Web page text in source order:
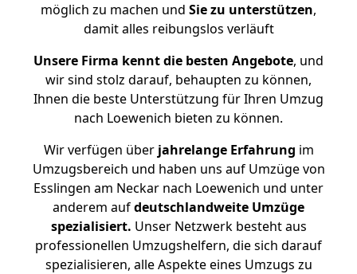
möglich zu machen und Sie zu unterstützen,
damit alles reibungslos verläuft
Unsere Firma kennt die besten Angebote, und
wir sind stolz darauf, behaupten zu können,
Ihnen die beste Unterstützung für Ihren Umzug
nach Loewenich bieten zu können.
Wir verfügen überjahrelange Erfahrung im
Umzugsbereich und haben uns auf Umzüge von
Esslingen am Neckar nach Loewenich und unter
anderem aufdeutschlandweite Umzüge
spezialisiert. Unser Netzwerk besteht aus
professionellen Umzugshelfern, die sich darauf
spezialisieren, alle Aspekte eines Umzugs zu